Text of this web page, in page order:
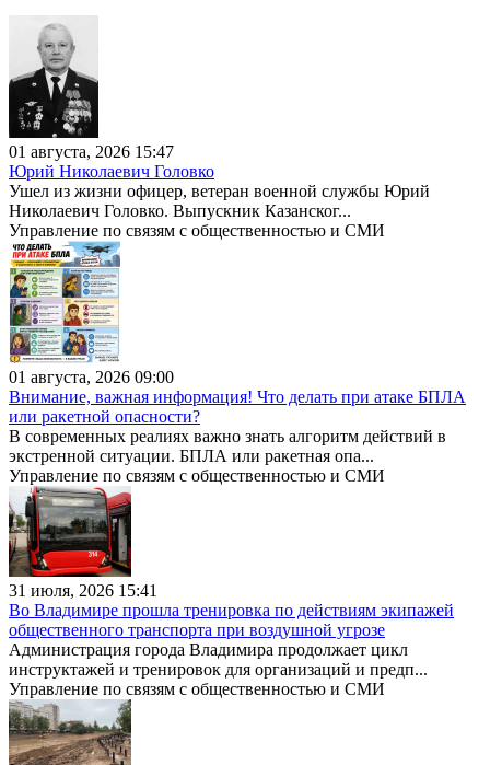
01 августа, 2026 15:47
Юрий Николаевич Головко
Ушел из жизни офицер, ветеран военной службы Юрий
Николаевич Головко. Выпускник Казанског...
Управление по связям с общественностью и СМИ
01 августа, 2026 09:00
Внимание, важная информация! Что делать при атаке БПЛА
или ракетной опасности?
В современных реалиях важно знать алгоритм действий в
экстренной ситуации. БПЛА или ракетная опа...
Управление по связям с общественностью и СМИ
31 июля, 2026 15:41
Во Владимире прошла тренировка по действиям экипажей
общественного транспорта при воздушной угрозе
Администрация города Владимира продолжает цикл
инструктажей и тренировок для организаций и предп...
Управление по связям с общественностью и СМИ